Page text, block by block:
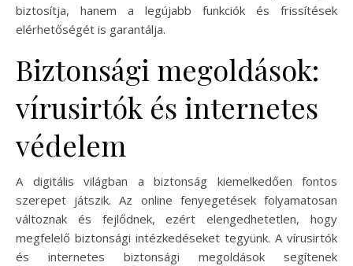
biztosítja, hanem a legújabb funkciók és frissítések
elérhetőségét is garantálja.
Biztonsági megoldások:
vírusirtók és internetes
védelem
A digitális világban a biztonság kiemelkedően fontos
szerepet játszik. Az online fenyegetések folyamatosan
változnak és fejlődnek, ezért elengedhetetlen, hogy
megfelelő biztonsági intézkedéseket tegyünk. A vírusirtók
és internetes biztonsági megoldások segítenek